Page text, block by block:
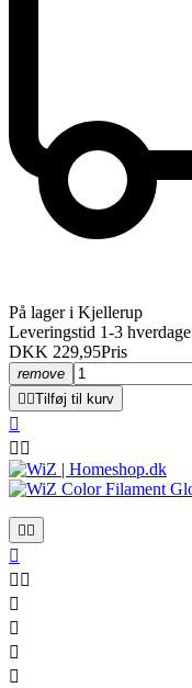
På lager i Kjellerup
Leveringstid 1-3 hverdage
DKK 229,95Pris
remove
 Tilføj til kurv

 
 

 



